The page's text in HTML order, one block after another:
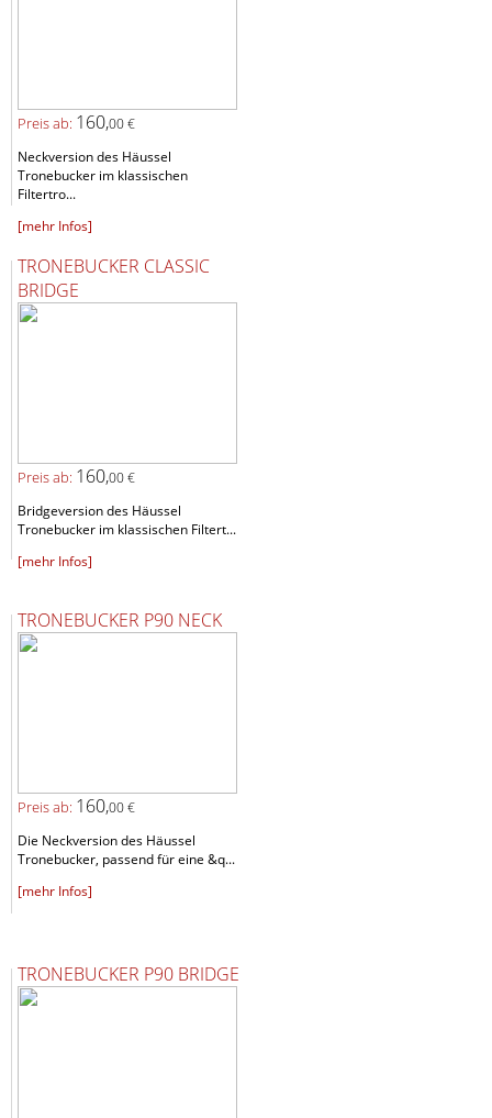
Preis ab: 160,00 €
Neckversion des Häussel
Tronebucker im klassischen
Filtertro...
[mehr Infos]
TRONEBUCKER CLASSIC
BRIDGE
Preis ab: 160,00 €
Bridgeversion des Häussel
Tronebucker im klassischen Filtert...
[mehr Infos]
TRONEBUCKER P90 NECK
Preis ab: 160,00 €
Die Neckversion des Häussel
Tronebucker, passend für eine &q...
[mehr Infos]
TRONEBUCKER P90 BRIDGE